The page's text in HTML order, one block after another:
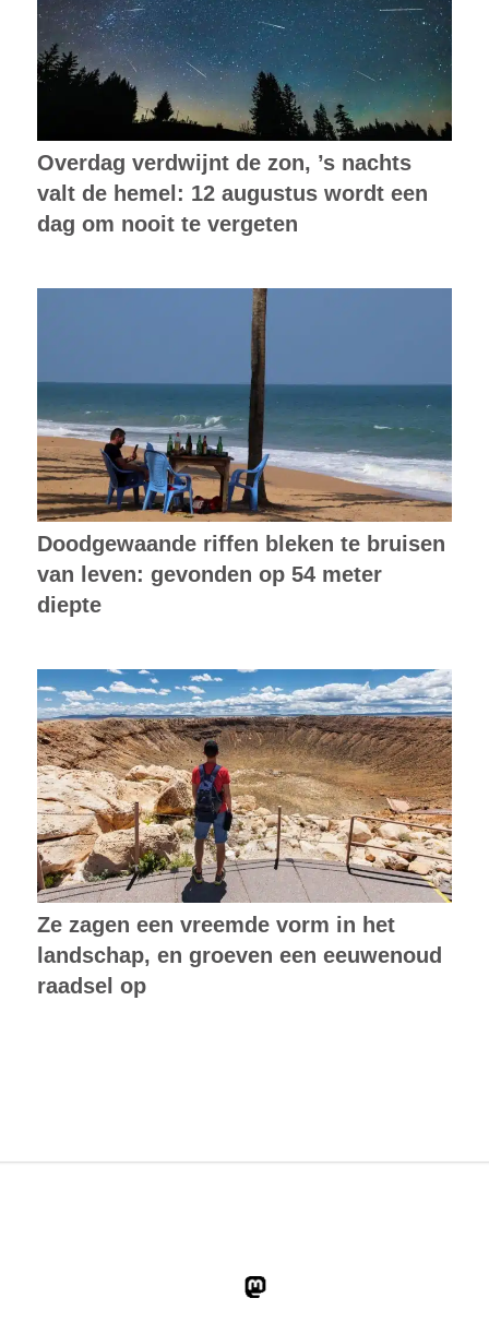
Overdag verdwijnt de zon, ’s nachts
valt de hemel: 12 augustus wordt een
dag om nooit te vergeten
Doodgewaande riffen bleken te bruisen
van leven: gevonden op 54 meter
diepte
Ze zagen een vreemde vorm in het
landschap, en groeven een eeuwenoud
raadsel op